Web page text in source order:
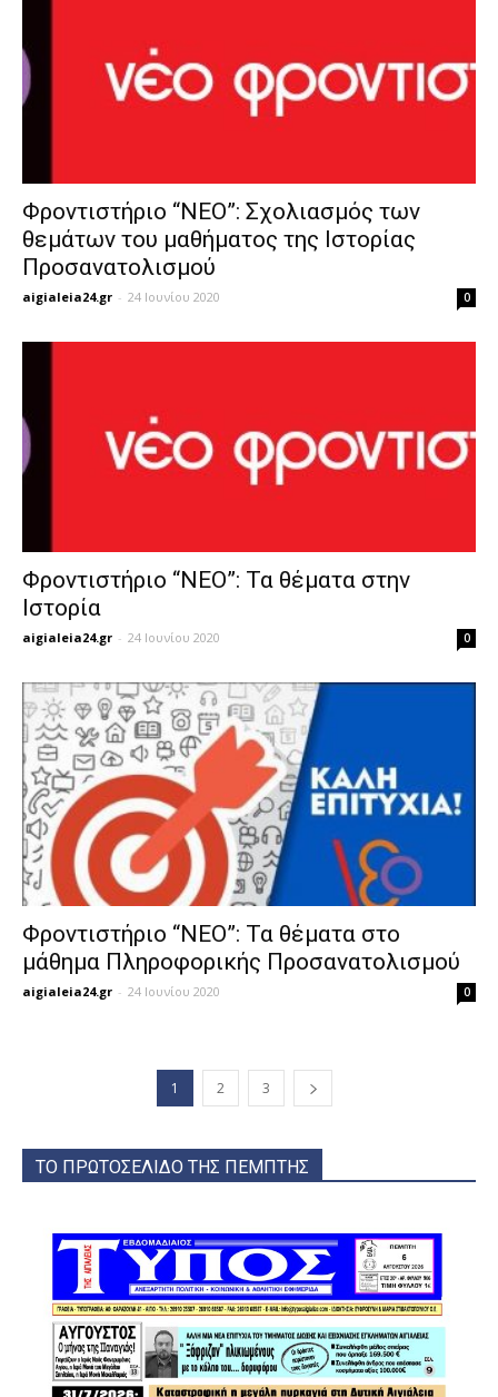
Φροντιστήριο “ΝΕΟ”: Σχολιασμός των
θεμάτων του μαθήματος της Ιστορίας
Προσανατολισμού
aigialeia24.gr - 24 Ιουνίου 2020 0
Φροντιστήριο “ΝΕΟ”: Τα θέματα στην
Ιστορία
aigialeia24.gr - 24 Ιουνίου 2020 0
Φροντιστήριο “ΝΕΟ”: Τα θέματα στο
μάθημα Πληροφορικής Προσανατολισμού
aigialeia24.gr - 24 Ιουνίου 2020 0
1 2 3
ΤΟ ΠΡΩΤΟΣΕΛΙΔΟ ΤΗΣ ΠΕΜΠΤΗΣ